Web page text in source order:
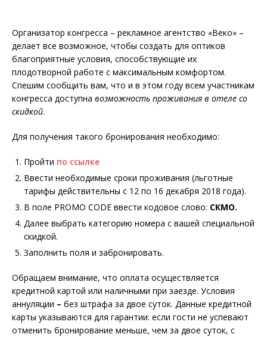
Организатор конгресса – рекламное агентство «Веко» –
делает все возможное, чтобы создать для оптиков
благоприятные условия, способствующие их
плодотворной работе с максимальным комфортом.
Спешим сообщить вам, что и в этом году всем участникам
конгресса доступна возможность проживания в отеле со
скидкой.
Для получения такого бронирования необходимо:
Пройти по ссылке
Ввести необходимые сроки проживания (льготные
тарифы действительны с 12 по 16 декабря 2018 года).
В поле PROMO CODE ввести кодовое слово: СКМО.
Далее выбрать категорию номера с вашей специальной
скидкой.
Заполнить поля и забронировать.
Обращаем внимание, что оплата осуществляется
кредитной картой или наличными при заезде. Условия
аннуляции – без штрафа за двое суток. Данные кредитной
карты указываются для гарантии: если гости не успевают
отменить бронирование меньше, чем за двое суток, с